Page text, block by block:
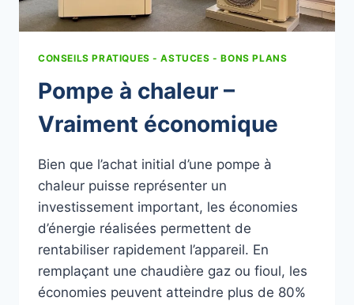
CONSEILS PRATIQUES - ASTUCES - BONS PLANS
Pompe à chaleur –
Vraiment économique
Bien que l’achat initial d’une pompe à
chaleur puisse représenter un
investissement important, les économies
d’énergie réalisées permettent de
rentabiliser rapidement l’appareil. En
remplaçant une chaudière gaz ou fioul, les
économies peuvent atteindre plus de 80%